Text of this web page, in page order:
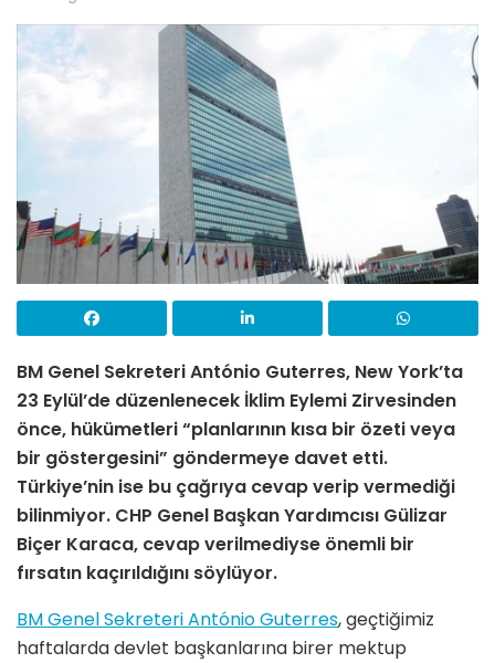
BM Genel Sekreteri António Guterres, New York’ta
23 Eylül’de düzenlenecek İklim Eylemi Zirvesinden
önce, hükümetleri “planlarının kısa bir özeti veya
bir göstergesini” göndermeye davet etti.
Türkiye’nin ise bu çağrıya cevap verip vermediği
bilinmiyor. CHP Genel Başkan Yardımcısı Gülizar
Biçer Karaca, cevap verilmediyse önemli bir
fırsatın kaçırıldığını söylüyor.
BM Genel Sekreteri António Guterres, geçtiğimiz
haftalarda devlet başkanlarına birer mektup